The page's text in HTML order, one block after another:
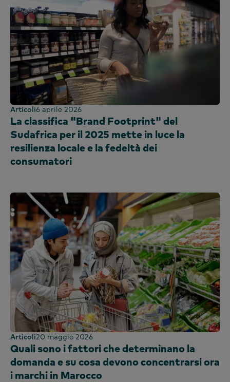
Articoli6 aprile 2026
La classifica "Brand Footprint" del
Sudafrica per il 2025 mette in luce la
resilienza locale e la fedeltà dei
consumatori
Articoli20 maggio 2026
Quali sono i fattori che determinano la
domanda e su cosa devono concentrarsi ora
i marchi in Marocco